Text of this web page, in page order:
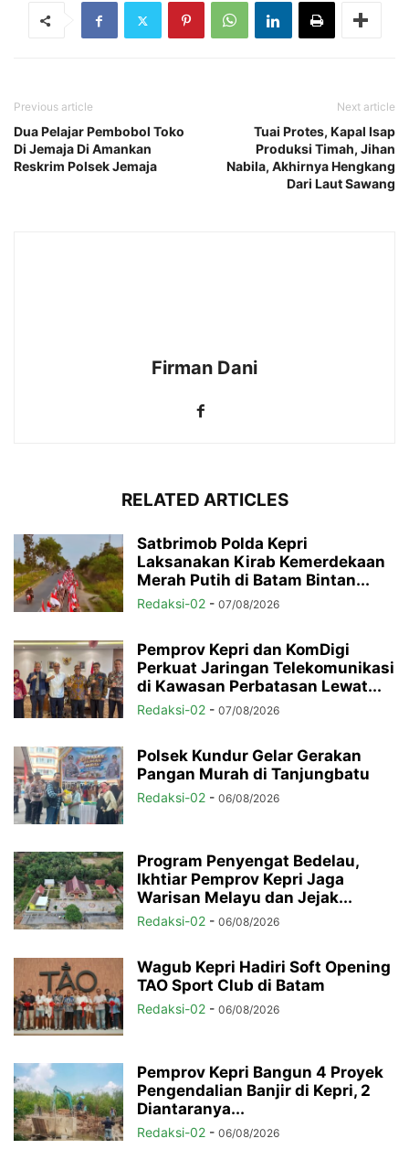
Previous article
Dua Pelajar Pembobol Toko
Di Jemaja Di Amankan
Reskrim Polsek Jemaja
Next article
Tuai Protes, Kapal Isap
Produksi Timah, Jihan
Nabila, Akhirnya Hengkang
Dari Laut Sawang
Firman Dani
RELATED ARTICLES
Satbrimob Polda Kepri
Laksanakan Kirab Kemerdekaan
Merah Putih di Batam Bintan...
Redaksi-02 - 07/08/2026
Pemprov Kepri dan KomDigi
Perkuat Jaringan Telekomunikasi
di Kawasan Perbatasan Lewat...
Redaksi-02 - 07/08/2026
Polsek Kundur Gelar Gerakan
Pangan Murah di Tanjungbatu
Redaksi-02 - 06/08/2026
Program Penyengat Bedelau,
Ikhtiar Pemprov Kepri Jaga
Warisan Melayu dan Jejak...
Redaksi-02 - 06/08/2026
Wagub Kepri Hadiri Soft Opening
TAO Sport Club di Batam
Redaksi-02 - 06/08/2026
Pemprov Kepri Bangun 4 Proyek
Pengendalian Banjir di Kepri, 2
Diantaranya...
Redaksi-02 - 06/08/2026